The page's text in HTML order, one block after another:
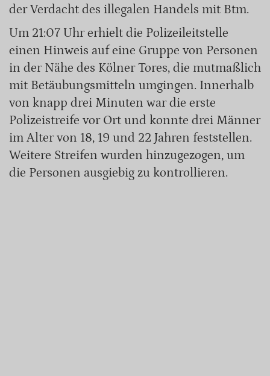
der Verdacht des illegalen Handels mit Btm.
Um 21:07 Uhr erhielt die Polizeileitstelle
einen Hinweis auf eine Gruppe von Personen
in der Nähe des Kölner Tores, die mutmaßlich
mit Betäubungsmitteln umgingen. Innerhalb
von knapp drei Minuten war die erste
Polizeistreife vor Ort und konnte drei Männer
im Alter von 18, 19 und 22 Jahren feststellen.
Weitere Streifen wurden hinzugezogen, um
die Personen ausgiebig zu kontrollieren.